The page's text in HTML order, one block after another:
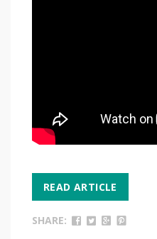
READ ARTICLE
SHARE: